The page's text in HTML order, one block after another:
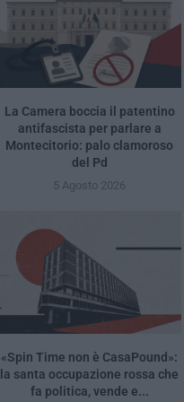
La Camera boccia il patentino
antifascista per parlare a
Montecitorio: palo clamoroso
del Pd
5 Agosto 2026
«Spin Time non è CasaPound»:
la santa occupazione rossa che
fa politica, vende e...